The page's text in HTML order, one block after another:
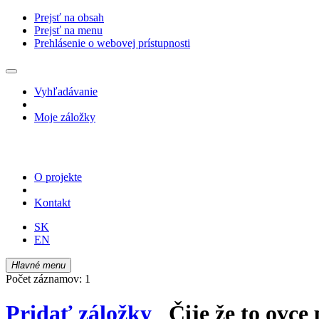
Prejsť na obsah
Prejsť na menu
Prehlásenie o webovej prístupnosti
Vyhľadávanie
Moje záložky
O projekte
Kontakt
SK
EN
Hlavné menu
Počet záznamov: 1
Pridať záložky Čije že to